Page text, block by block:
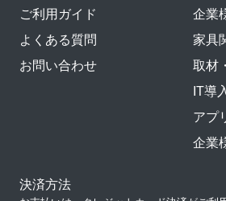
ご利用ガイド
よくある質問
お問い合わせ
企業
家具
取材
IT導
アプ
企業
決済方法